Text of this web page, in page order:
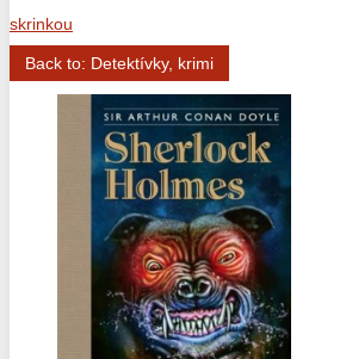
skrinkou
Back to: Detektívky, krimi